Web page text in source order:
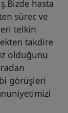
hasta
sürec ve
telkin
takdire
olduğunu
görüşleri